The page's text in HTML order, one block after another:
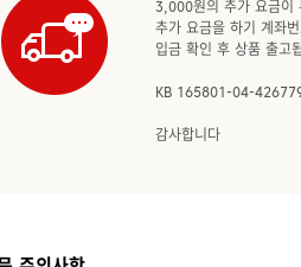
3,000원의 추가 요금이
추가 요금을 하기 계좌
입금 확인 후 상품 출고
KB 165801-04-
감사합니다